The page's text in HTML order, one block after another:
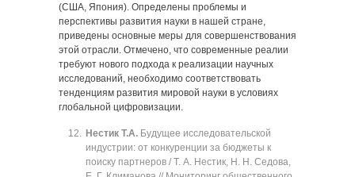
(США, Япония). Определены проблемы и
перспективы развития науки в нашей стране,
приведены основные меры для совершенствования
этой отрасли. Отмечено, что современные реалии
требуют нового подхода к реализации научных
исследований, необходимо соответствовать
тенденциям развития мировой науки в условиях
глобальной цифровизации.
Нестик Т.А. Будущее исследовательской
индустрии: от конкуренции за бюджеты к
поиску партнеров / Т. А. Нестик, Н. Н. Седова,